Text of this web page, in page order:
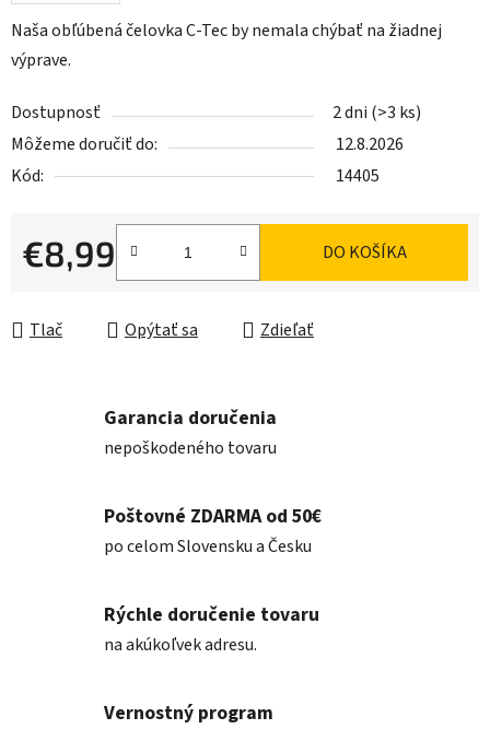
Naša obľúbená čelovka C-Tec by nemala chýbať na žiadnej
výprave.
Dostupnosť 2 dni (>3 ks)
Môžeme doručiť do:
12.8.2026
Kód:
14405
€8,99
Jednotková cena:
DO KOŠÍKA
Tlač Opýtať sa Zdieľať
Garancia doručenia
nepoškodeného tovaru
Poštovné ZDARMA od 50€
po celom Slovensku a Česku
Rýchle doručenie tovaru
na akúkoľvek adresu.
Vernostný program